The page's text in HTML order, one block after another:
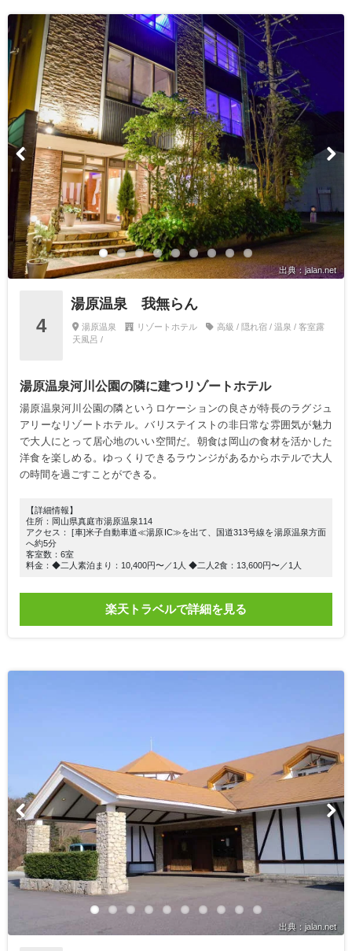
出典：jalan.net
4
湯原温泉 我無らん
湯原温泉 リゾートホテル
高級 / 隠れ宿 / 温泉 / 客室露
天風呂 /
湯原温泉河川公園の隣に建つリゾートホテル
湯原温泉河川公園の隣というロケーションの良さが特長のラグジュ
アリーなリゾートホテル。バリステイストの非日常な雰囲気が魅力
で大人にとって居心地のいい空間だ。朝食は岡山の食材を活かした
洋食を楽しめる。ゆっくりできるラウンジがあるからホテルで大人
の時間を過ごすことができる。
【詳細情報】
住所：岡山県真庭市湯原温泉114
アクセス： [車]米子自動車道≪湯原IC≫を出て、国道313号線を湯原温泉方面
へ約5分
客室数：6室
料金：◆二人素泊まり：10,400円〜／1人 ◆二人2食：13,600円〜／1人
楽天トラベルで詳細を見る
出典：jalan.net